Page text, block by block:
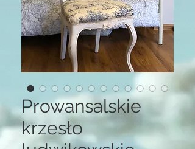
Prowansalskie
krzesło